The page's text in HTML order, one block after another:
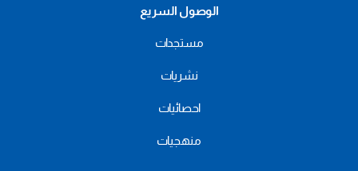
الوصول السريع
مستجدات
نشريات
احصائيات
منهجيات